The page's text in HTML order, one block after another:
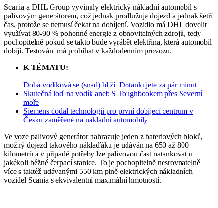
Scania a DHL Group vyvinuly elektrický nákladní automobil s
palivovým generátorem, což jednak prodlužuje dojezd a jednak šetří
čas, protože se nemusí čekat na dobíjení. Vozidlo má DHL dovolit
využívat 80-90 % pohonné energie z obnovitelných zdrojů, tedy
pochopitelně pokud se takto bude vyrábět elektřina, která automobil
dobíjí. Testování má probíhat v každodenním provozu.
K TÉMATU:
Doba vodíková se (snad) blíží. Dotankujete za pár minut
Skutečná loď na vodík aneb S Toughbookem přes Severní
moře
Siemens dodal technologii pro první dobíjecí centrum v
Česku zaměřené na nákladní automobily
Ve voze palivový generátor nahrazuje jeden z bateriových bloků,
možný dojezd takového náklaďáku je udáván na 650 až 800
kilometrů a v případě potřeby lze palivovou část natankovat u
jakékoli běžné čerpací stanice. To je pochopitelně nesrovnatelně
více s taktéž udávanými 550 km plně elektrických nákladních
vozidel Scania s ekvivalentní maximální hmotností.